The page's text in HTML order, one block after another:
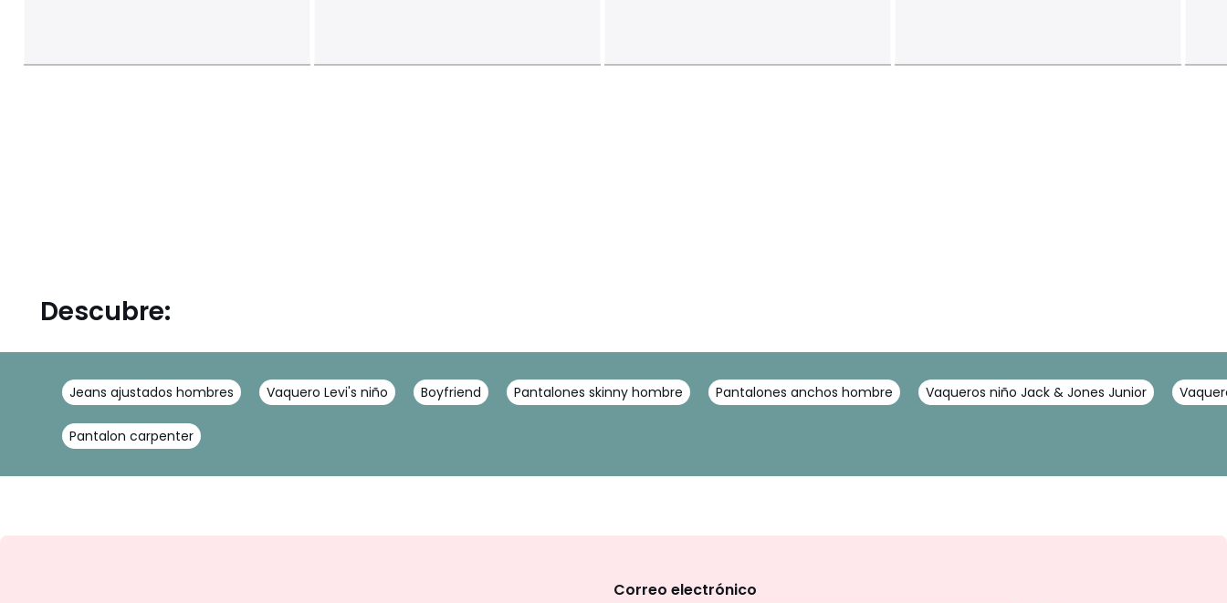
Descubre:
Jeans ajustados hombres Vaquero Levi's niño Boyfriend Pantalones skinny hombre Pantalones anchos hombre Vaqueros niño Jack & Jones Junior
Pantalon carpenter
olvides
Correo electrónico